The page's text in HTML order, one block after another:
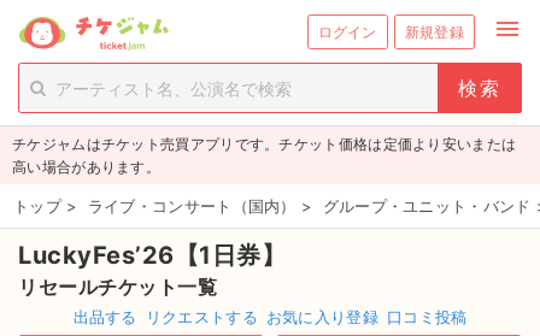
ログイン 新規登録 menu
person_add 新規会員登録
チケットを探す
新着チケット
値下げしたチケット
都道府県からチケットを探す
チケジャムはチケット売買アプリです。チケット価格は定価より安いまたは
高い場合があります。
トップ > ライブ・コンサート（国内） > グループ・ユニット・バンド
LuckyFes’26【1日券】
リセールチケット一覧
出品する リクエストする お気に入り登録 口コミ投稿